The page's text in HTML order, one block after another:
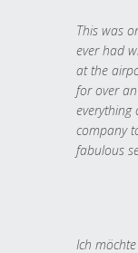
This was
ever had
at the
for over
everything
company
fabulous
Ich